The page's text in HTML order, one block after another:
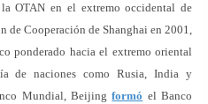
OTAN en el extremo occidental de
de Cooperación de Shanghai en 2001,
ponderado hacia el extremo oriental
de naciones como Rusia, India y
Mundial, Beijingformó el Banco